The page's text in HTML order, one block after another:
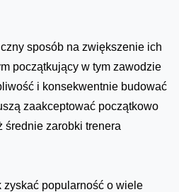
sposób na zwiększenie ich
początkujący w tym zawodzie
i konsekwentnie budować
zaakceptować początkowo
średnie zarobki trenera
popularność o wiele